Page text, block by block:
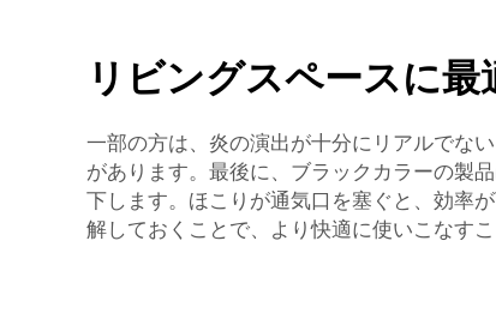
リビングスペースに
一部の方は、炎の演出が十分にリアルでな
があります。最後に、ブラックカラーの製
下します。ほこりが通気口を塞ぐと、効率
解しておくことで、より快適に使いこなすこ